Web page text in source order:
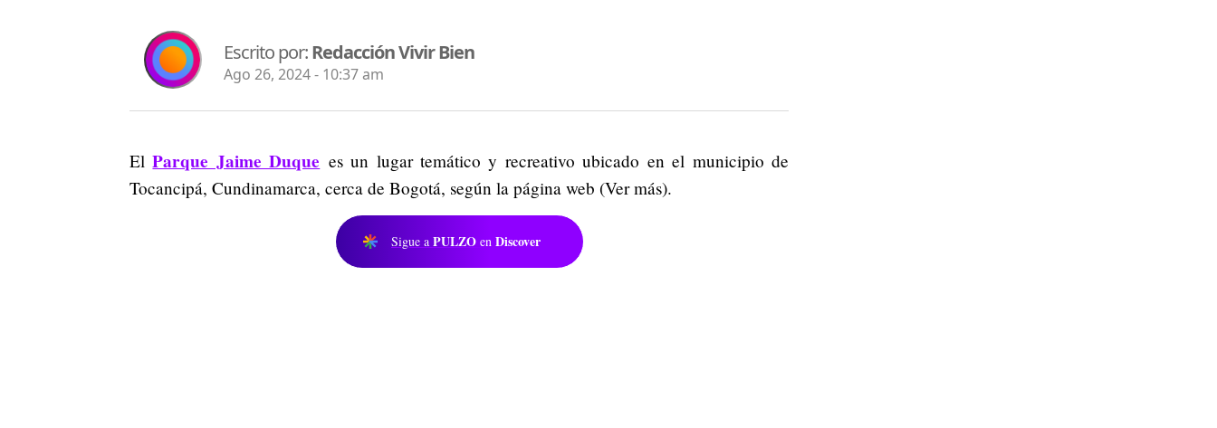
Escrito por:Redacción Vivir Bien
Ago 26, 2024 - 10:37 am
ElParque Jaime Duque es un lugar temático y recreativo ubicado en el municipio de
Tocancipá, Cundinamarca, cerca de Bogotá, según la página web (Ver más).
Sigue a PULZO en Discover